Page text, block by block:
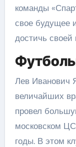
команды
свое будущее
достичь своей
Лев Иванович
величайших
провел
московском
годы. В этом